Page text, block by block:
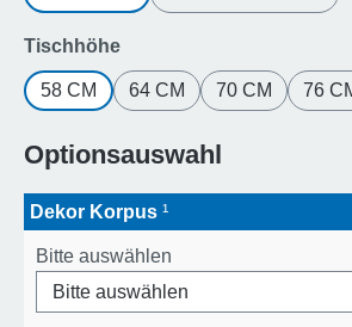
Tischhöheauswählen
58 CM 64 CM 70 CM 76
Optionsauswahl
Dekor Korpus ¹
Bitte auswählen